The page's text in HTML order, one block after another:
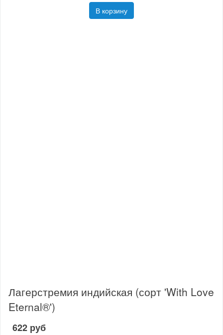
В корзину
Лагерстремия индийская (сорт 'With Love
Eternal®')
622 руб